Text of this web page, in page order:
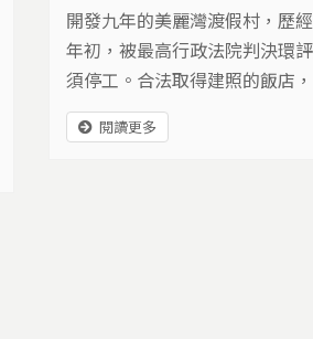
開發九年的美麗灣渡假村，歷
年初，被最高行政法院判決環
須停工。合法取得建照的飯店
建？12月22日，即將重新進行
爭議，對美麗的杉原海灣，又將
閱讀更多